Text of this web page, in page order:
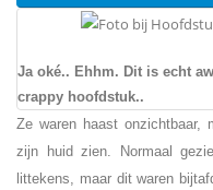
Ja oké.. Ehhm. Dit is echt
crappy hoofdstuk..
Ze waren haast
zijn huid zien. Normaal
littekens, maar dit waren